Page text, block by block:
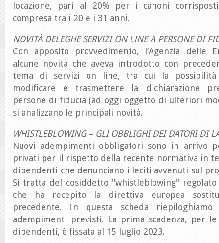
locazione, pari al 20% per i canoni
compresa tra i 20 e i 31 anni.
NOVITÀ DELEGHE SERVIZI ON LINE A PERSONE DI
Con apposito provvedimento, l’Agenzia delle
alcune novità che aveva introdotto con
tema di servizi on line, tra cui la possibilità
modificare e trasmettere la dichiarazione
persone di fiducia (ad oggi oggetto di ulteriori
si analizzano le principali novità.
WHISTLEBLOWING – GLI OBBLIGHI DEI DATORI DI
Nuovi adempimenti obbligatori sono in arrivo
privati per il rispetto della recente normativa in
dipendenti che denunciano illeciti avvenuti sul
Si tratta del cosiddetto "whistleblowing" regolato
che ha recepito la direttiva europea
precedente. In questa scheda
adempimenti previsti. La prima scadenza, per
dipendenti, è fissata al 15 luglio 2023.